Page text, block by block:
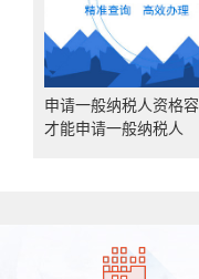
申请一般纳税人资格
才能申请一般纳税人